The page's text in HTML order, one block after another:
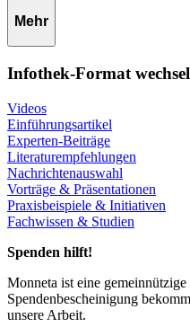
Mehr
Infothek-Format
Videos
Einführungsartikel
Experten-Beiträge
Literaturempfehlungen
Nachrichtenauswahl
Vorträge & Präsentationen
Praxisbeispiele & Initiativen
Fachwissen & Studien
Spenden hilft!
Monneta ist eine
Spendenbescheinigung
unsere Arbeit.